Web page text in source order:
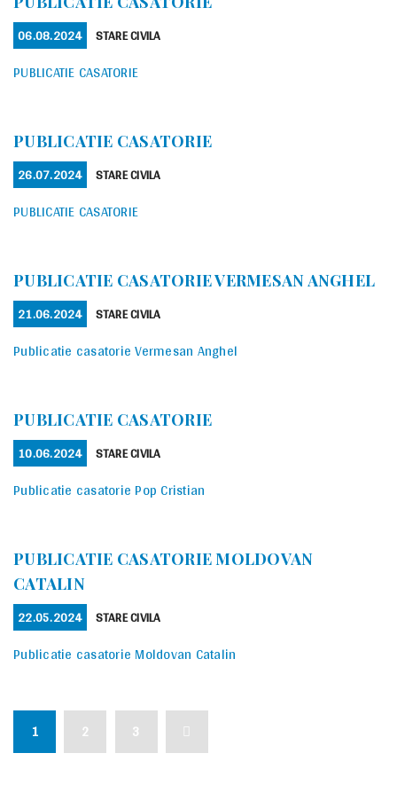
POSTED
ON
06.08.2024 CATEGORIES
STARE CIVILA
PUBLICATIE CASATORIE
PUBLICATIE CASATORIE
POSTED
ON
26.07.2024 CATEGORIES
STARE CIVILA
PUBLICATIE CASATORIE
PUBLICATIE CASATORIE VERMESAN ANGHEL
POSTED
ON
21.06.2024 CATEGORIES
STARE CIVILA
Publicatie casatorie Vermesan Anghel
PUBLICATIE CASATORIE
POSTED
ON
10.06.2024 CATEGORIES
STARE CIVILA
Publicatie casatorie Pop Cristian
PUBLICATIE CASATORIE MOLDOVAN
CATALIN
POSTED
ON
22.05.2024 CATEGORIES
STARE CIVILA
Publicatie casatorie Moldovan Catalin
ARTICOLE
Page
1 Page
2 Page
3